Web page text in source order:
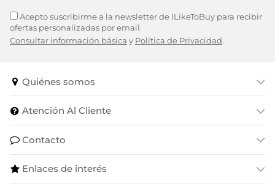
Acepto suscribirme a la newsletter de ILikeToBuy para recibir
ofertas personalizadas por email.
Consultar información básica y Política de Privacidad.
Quiénes somos
Atención Al Cliente
Contacto
Enlaces de interés